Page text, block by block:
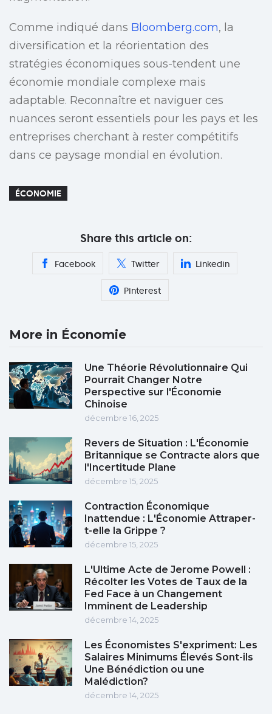
Comme indiqué dans Bloomberg.com, la
diversification et la réorientation des
stratégies économiques sous-tendent une
économie mondiale complexe mais
adaptable. Reconnaître et naviguer ces
nuances seront essentiels pour les pays et les
entreprises cherchant à rester compétitifs
dans ce paysage mondial en évolution.
ÉCONOMIE
Share this article on:
Facebook Twitter Linkedin
Pinterest
More in Économie
Une Théorie Révolutionnaire Qui
Pourrait Changer Notre
Perspective sur l'Économie
Chinoise
décembre 16, 2025
Revers de Situation : L'Économie
Britannique se Contracte alors que
l'Incertitude Plane
décembre 15, 2025
Contraction Économique
Inattendue : L'Économie Attraper-
t-elle la Grippe ?
décembre 15, 2025
L'Ultime Acte de Jerome Powell :
Récolter les Votes de Taux de la
Fed Face à un Changement
Imminent de Leadership
décembre 14, 2025
Les Économistes S'expriment: Les
Salaires Minimums Élevés Sont-ils
Une Bénédiction ou une
Malédiction?
décembre 14, 2025